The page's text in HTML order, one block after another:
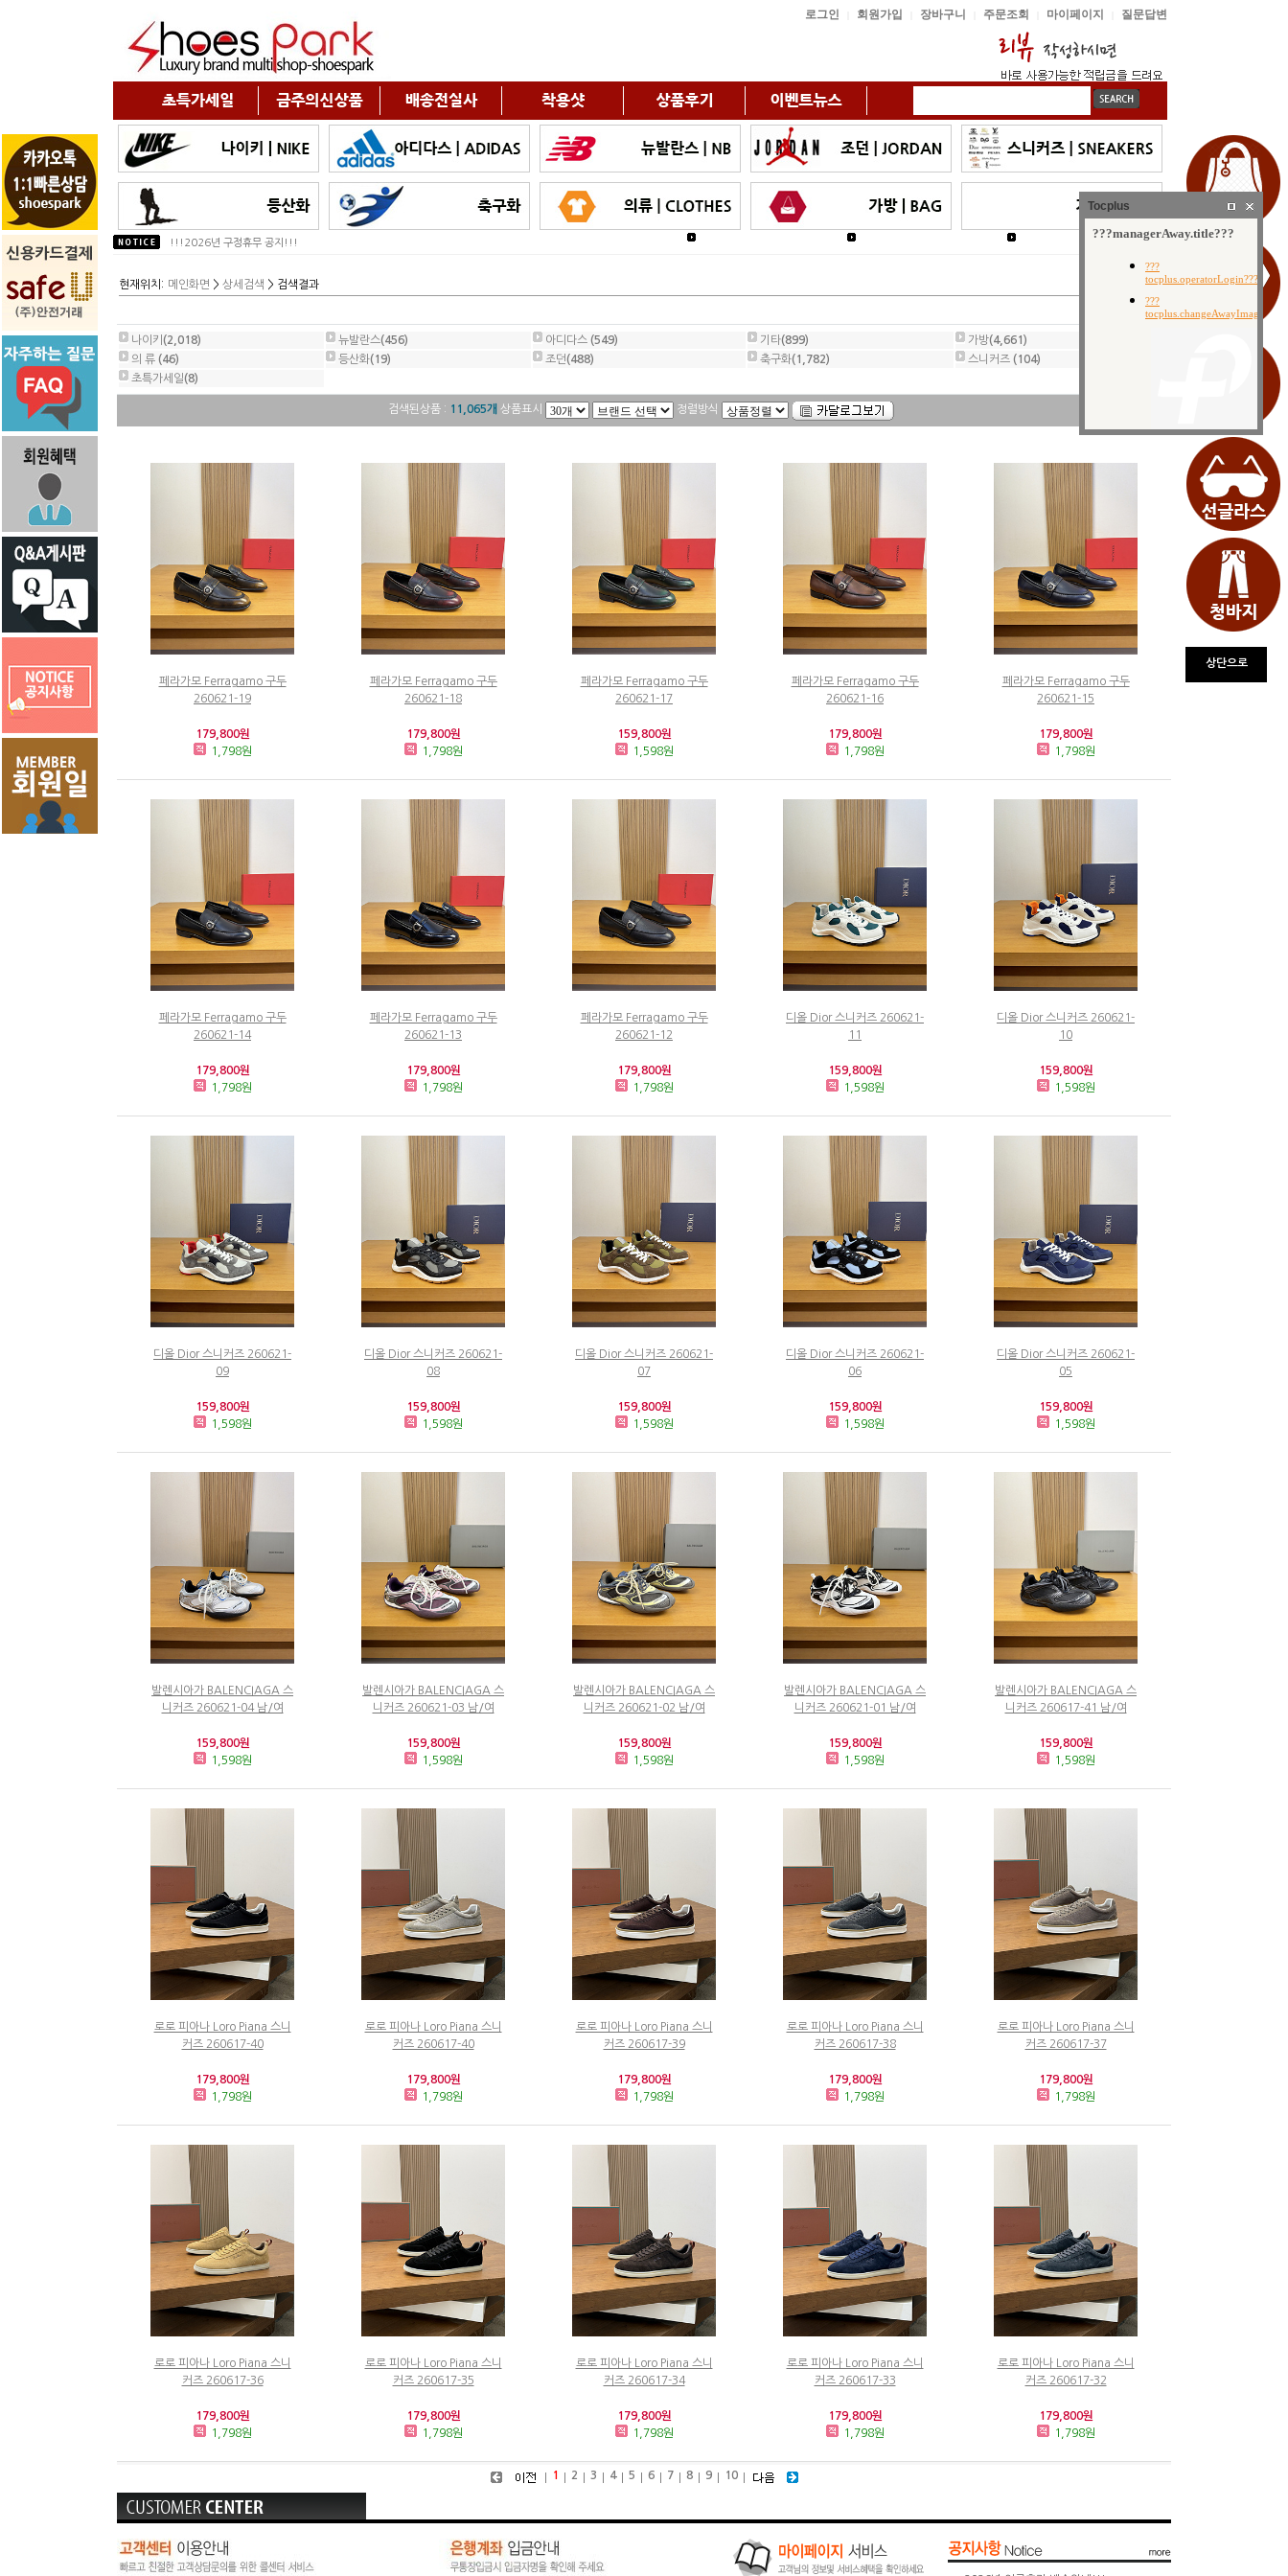
상단으로
로그인 회원가입 장바구니 주문조회 마이페이지 질문답변
!!!2026년 구정휴무 공지!!!
***개인통관고유부호 급 공지 **...
현재위치: 메인화면 > 상세검색 > 검색결과
나이키 (2,018) 뉴발란스(456) 아디다스 (549) 기타(899) 가방(4,661)
의 류 (46) 등산화(19) 조던(488) 축구화(1,782) 스니커즈 (104)
초특가세일(8)
검색된상품 : 11,065개 상품표시 정렬방식
페라가모 Ferragamo 구두
260621-19
179,800원
1,798원
페라가모 Ferragamo 구두
260621-18
179,800원
1,798원
페라가모 Ferragamo 구두
260621-17
159,800원
1,598원
페라가모 Ferragamo 구두
260621-16
179,800원
1,798원
페라가모 Ferragamo 구두
260621-15
179,800원
1,798원
페라가모 Ferragamo 구두
260621-14
179,800원
1,798원
페라가모 Ferragamo 구두
260621-13
179,800원
1,798원
페라가모 Ferragamo 구두
260621-12
179,800원
1,798원
디올 Dior 스니커즈 260621-
11
159,800원
1,598원
디올 Dior 스니커즈 260621-
10
159,800원
1,598원
디올 Dior 스니커즈 260621-
09
159,800원
1,598원
디올 Dior 스니커즈 260621-
08
159,800원
1,598원
디올 Dior 스니커즈 260621-
07
159,800원
1,598원
디올 Dior 스니커즈 260621-
06
159,800원
1,598원
디올 Dior 스니커즈 260621-
05
159,800원
1,598원
발렌시아가 BALENCIAGA 스
니커즈 260621-04 남/여
159,800원
1,598원
발렌시아가 BALENCIAGA 스
니커즈 260621-03 남/여
159,800원
1,598원
발렌시아가 BALENCIAGA 스
니커즈 260621-02 남/여
159,800원
1,598원
발렌시아가 BALENCIAGA 스
니커즈 260621-01 남/여
159,800원
1,598원
발렌시아가 BALENCIAGA 스
니커즈 260617-41 남/여
159,800원
1,598원
로로 피아나 Loro Piana 스니
커즈 260617-40
179,800원
1,798원
로로 피아나 Loro Piana 스니
커즈 260617-40
179,800원
1,798원
로로 피아나 Loro Piana 스니
커즈 260617-39
179,800원
1,798원
로로 피아나 Loro Piana 스니
커즈 260617-38
179,800원
1,798원
로로 피아나 Loro Piana 스니
커즈 260617-37
179,800원
1,798원
로로 피아나 Loro Piana 스니
커즈 260617-36
179,800원
1,798원
로로 피아나 Loro Piana 스니
커즈 260617-35
179,800원
1,798원
로로 피아나 Loro Piana 스니
커즈 260617-34
179,800원
1,798원
로로 피아나 Loro Piana 스니
커즈 260617-33
179,800원
1,798원
로로 피아나 Loro Piana 스니
커즈 260617-32
179,800원
1,798원
1 2 3 4 5 6 7 8 9 10
Tocplus